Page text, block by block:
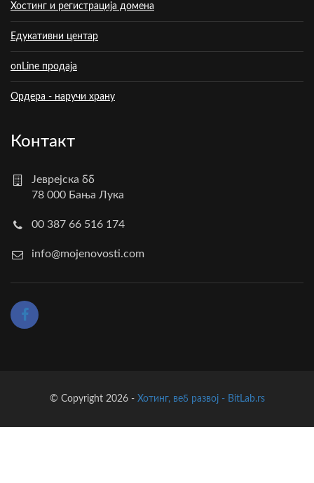
Хостинг и регистрација домена
Едукативни центар
onLine продаја
Ордера - наручи храну
Контакт
Јеврејска бб
78 000 Бања Лука
00 387 66 516 174
info@mojenovosti.com
© Copyright 2026 - Хотинг, веб развој - BitLab.rs